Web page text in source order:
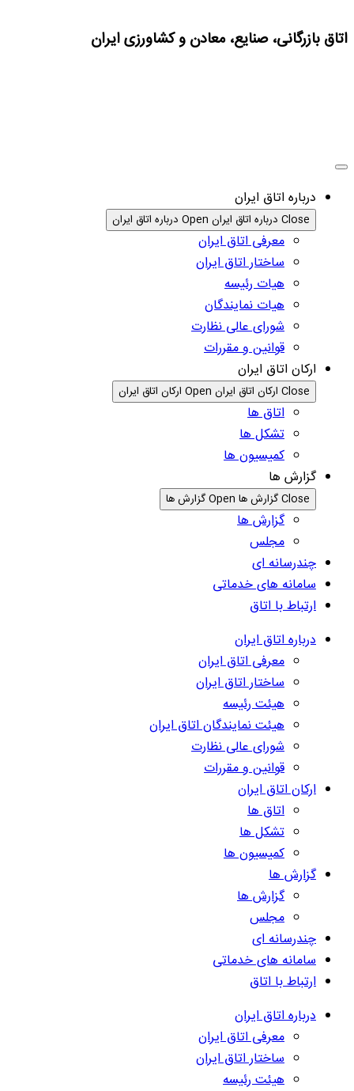
اتاق بازرگانی، صنایع، معادن و کشاورزی ایران
درباره اتاق ایران
Close درباره اتاق ایران Open درباره اتاق ایران
معرفی اتاق ایران
ساختار اتاق ایران
هیات رئیسه
هیات نمایندگان
شورای عالی نظارت
قوانین و مقررات
ارکان اتاق ایران
Close ارکان اتاق ایران Open ارکان اتاق ایران
اتاق ها
تشکل ها
کمیسیون ها
گزارش ها
Close گزارش ها Open گزارش ها
گزارش ها
مجلس
چندرسانه ای
سامانه های خدماتی
ارتباط با اتاق
درباره اتاق ایران
معرفی اتاق ایران
ساختار اتاق ایران
هیئت رئیسه
هیئت نمایندگان اتاق ایران
شورای عالی نظارت
قوانین و مقررات
ارکان اتاق ایران
اتاق ها
تشکل ها
کمیسیون ها
گزارش ها
گزارش ها
مجلس
چندرسانه ای
سامانه های خدماتی
ارتباط با اتاق
درباره اتاق ایران
معرفی اتاق ایران
ساختار اتاق ایران
هیئت رئیسه